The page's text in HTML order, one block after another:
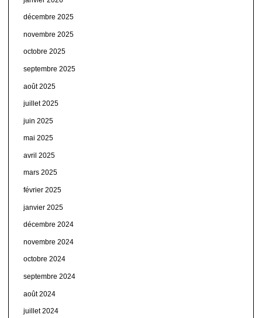
décembre 2025
novembre 2025
octobre 2025
septembre 2025
août 2025
juillet 2025
juin 2025
mai 2025
avril 2025
mars 2025
février 2025
janvier 2025
décembre 2024
novembre 2024
octobre 2024
septembre 2024
août 2024
juillet 2024